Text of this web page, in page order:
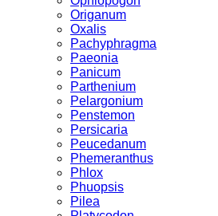
Origanum
Oxalis
Pachyphragma
Paeonia
Panicum
Parthenium
Pelargonium
Penstemon
Persicaria
Peucedanum
Phemeranthus
Phlox
Phuopsis
Pilea